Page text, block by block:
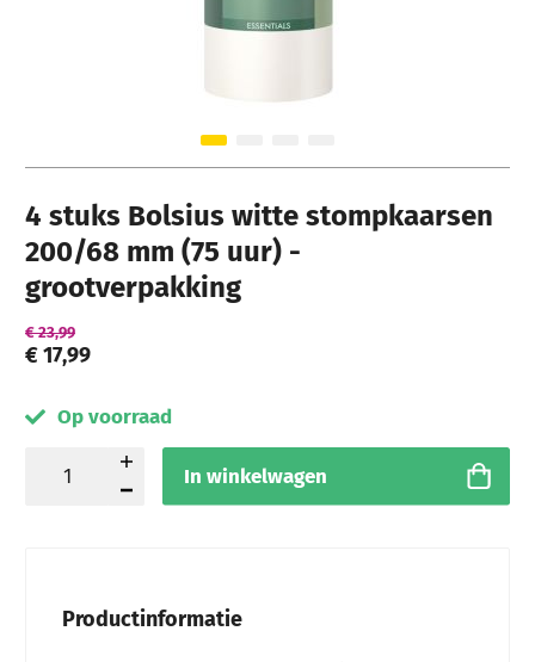
Ga naar het begin van de afbeeldingen-gallerij
4 stuks Bolsius witte stompkaarsen
200/68 mm (75 uur) -
grootverpakking
€ 17,99
€ 23,99
Op voorraad
In winkelwagen
Productinformatie